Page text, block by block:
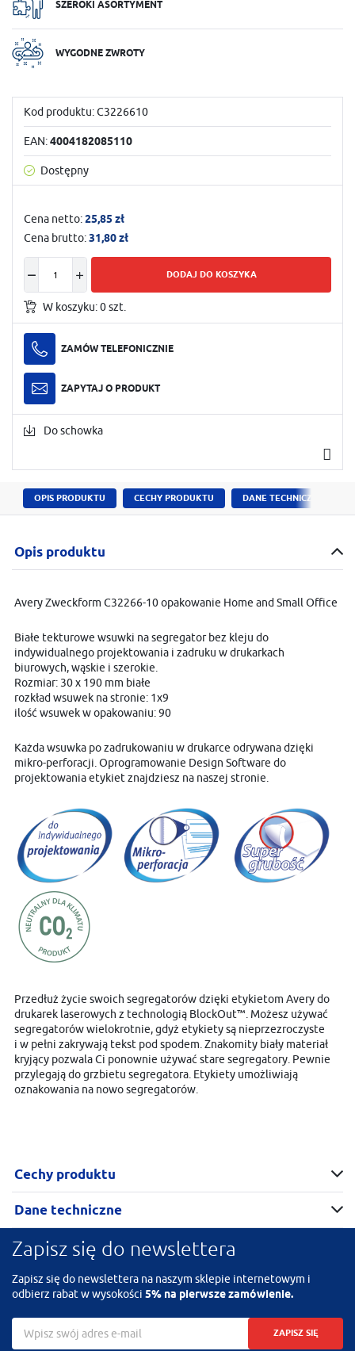
SZEROKI ASORTYMENT
WYGODNE ZWROTY
Kod produktu:C3226610
EAN:4004182085110
Dostępny
Cena netto:25,85 zł
Cena brutto:31,80 zł
DODAJ DO KOSZYKA
W koszyku:0szt.
ZAMÓW TELEFONICZNIE
ZAPYTAJ O PRODUKT
Do schowka
OPIS PRODUKTU CECHY PRODUKTU DANE TECHNICZNE
Opis produktu
Avery Zweckform C32266-10 opakowanie Home and Small Office
Białe tekturowe wsuwki na segregator bez kleju do
indywidualnego projektowania i zadruku w drukarkach
biurowych, wąskie i szerokie.
Rozmiar: 30 x 190 mm białe
rozkład wsuwek na stronie: 1x9
ilość wsuwek w opakowaniu: 90
Każda wsuwka po zadrukowaniu w drukarce odrywana dzięki
mikro-perforacji. Oprogramowanie Design Software do
projektowania etykiet znajdziesz na naszej stronie.
Przedłuż życie swoich segregatorów dzięki etykietom Avery do
drukarek laserowych z technologią BlockOut™. Możesz używać
segregatorów wielokrotnie, gdyż etykiety są nieprzezroczyste
i w pełni zakrywają tekst pod spodem. Znakomity biały materiał
kryjący pozwala Ci ponownie używać stare segregatory. Pewnie
przylegają do grzbietu segregatora. Etykiety umożliwiają
oznakowania na nowo segregatorów.
Cechy produktu
Dane techniczne
Zapisz się do newslettera
Zapisz się do newslettera na naszym sklepie internetowym i
odbierz rabat w wysokości 5% na pierwsze zamówienie.
ZAPISZ SIĘ